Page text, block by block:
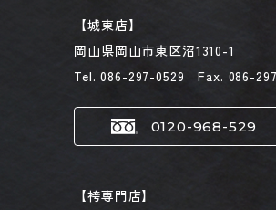
【城東店】
岡山県岡山市東区沼1310-1
Tel. 086-297-0529 Fax. 086-
0120-968-529
【袴専門店】